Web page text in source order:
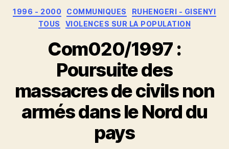
Catégories
1996 - 2000 COMMUNIQUES
RUHENGERI - GISENYI
TOUS
VIOLENCES SUR LA POPULATION
Com020/1997 :
Poursuite des
massacres de civils non
armés dans le Nord du
pays